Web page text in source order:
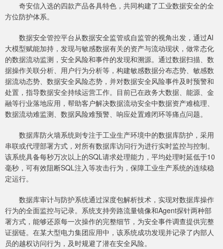
奇安信入选的四款产品各具特色，共同构建了工业数据安全的全
方位防护体系。
数据安全管控平台从数据安全监管或自监管的视角出发，通过AI
大模型赋能加持，发现与敏感数据有关的资产与流动现状，做常态化
的数据流动监测，安全风险和事件的发现和溯源。通过数据扫描、数
据操作关联分析、用户行为分析等，构建敏感数据分布态势、敏感数
据流动态势、数据安全风险态势，并对数据安全风险事件及时预警和
处置，指导数据安全持续运营工作。目前已在政务大数据、能源、金
融等行业落地应用，帮助客户解决数据流动安全中数据资产难梳理、
数据流动难监测、数据风险难预警、响应处置难闭环等痛点问题。
数据库防火墙系统则专注于工业生产环境中的数据库防护，采用
串联或代理部署方式，对所有数据库访问行为进行实时监控与控制。
该系统具备每秒万次以上的SQL请求处理能力，平均处理时延低于10
毫秒，可有效阻断SQL注入等攻击行为，保障工业生产系统的连续稳
定运行。
数据库审计与防护系统通过深度包解析技术，实现对数据库操作
行为的全面监控与记录。系统支持旁路流量镜像和Agent探针两种部
署方式，能够还原每一次操作的完整细节，为安全事件调查提供完整
证据链。在某大型电力集团应用中，该系统成功发现并记录了内部人
员的越权访问行为，及时规避了潜在安全风险。